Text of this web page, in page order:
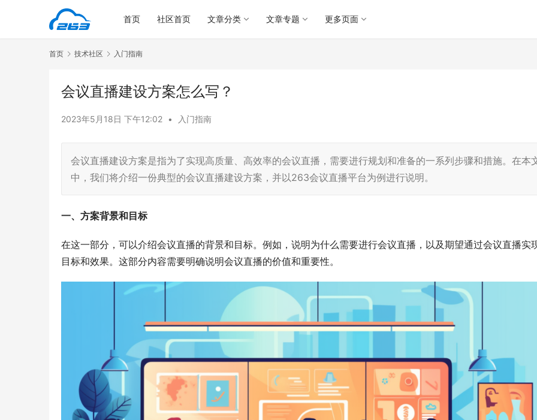
首页 社区首页 文章分类 文章专题 更多页面
首页 技术社区 入门指南
会议直播建设方案怎么写？
2023年5月18日 下午12:02 • 入门指南
会议直播建设方案是指为了实现高质量、高效率的会议直播，需要进行规划和准备的一系列步骤和措施。在本
中，我们将介绍一份典型的会议直播建设方案，并以263会议直播平台为例进行说明。
一、方案背景和目标
在这一部分，可以介绍会议直播的背景和目标。例如，说明为什么需要进行会议直播，以及期望通过会议直播实
目标和效果。这部分内容需要明确说明会议直播的价值和重要性。